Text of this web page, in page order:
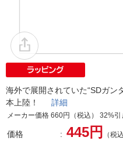
海外で展開されていた“SDガン
本上陸！ 詳細
メーカー価格 660円（税込） 32%
価格 445円 （税